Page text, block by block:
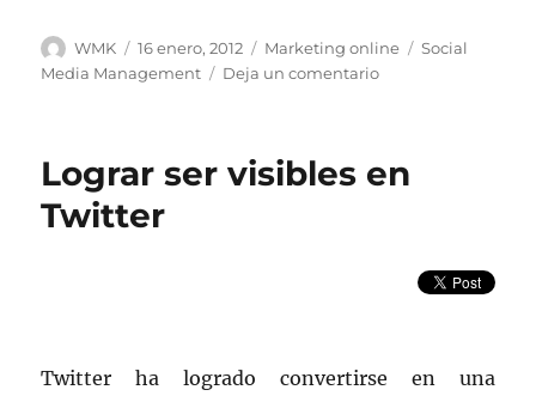
Autor
WMK
Publicado
el
16 enero, 2012 Categorías
Marketing online Etiquetas
Social
Media Management
Deja un comentarioen
Social
Lograr ser visibles en
Twitter
Twitter ha logrado convertirse en una